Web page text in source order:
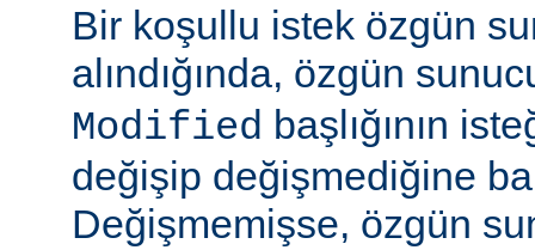
Bir koşullu istek özgün
alındığında, özgün
Modified başlığının
değişip değişmediğine
Değişmemişse, özgün